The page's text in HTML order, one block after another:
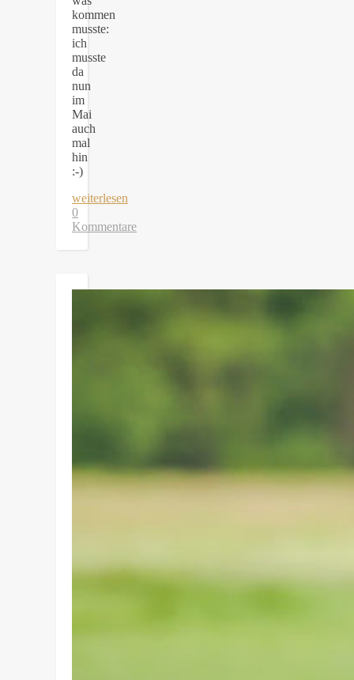
kommen
musste:
ich
musste
da
nun
im
Mai
auch
mal
hin
:-)
weiterlesen
0
Kommentare